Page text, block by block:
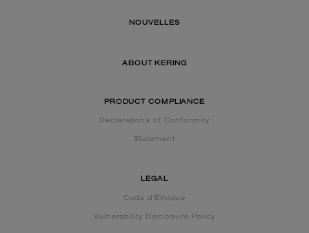
NOUVELLES
ABOUT KERING
PRODUCT COMPLIANCE
Declarations of Conformity
Statement
LEGAL
Code d'Éthique
Vulnerability Disclosure Policy